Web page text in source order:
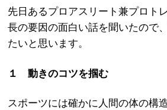
先日あるプロアスリート兼プロト
長の要因の面白い話を聞いたので
たいと思います。
１ 動きのコツを掴む
スポーツには確かに人間の体の構